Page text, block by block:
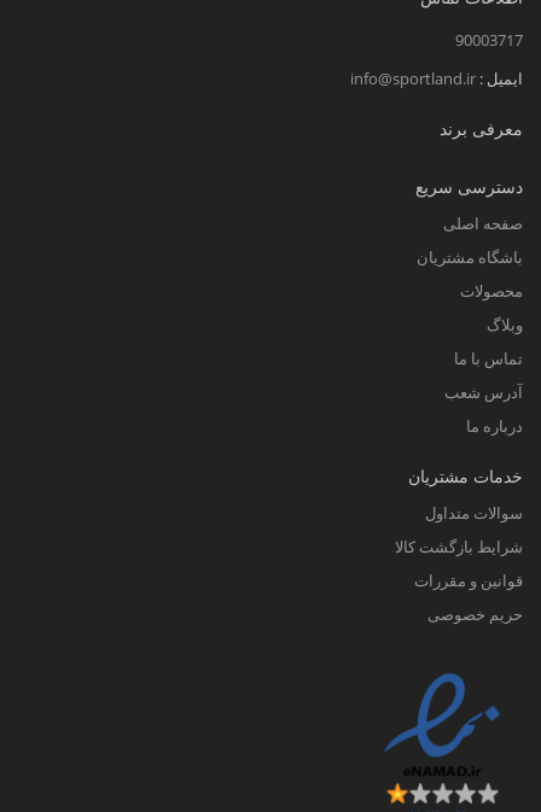
90003717
ایمیل : info@sportland.ir
معرفی برند
دسترسی سریع
صفحه اصلی
باشگاه مشتریان
محصولات
وبلاگ
تماس با ما
آدرس شعب
درباره ما
خدمات مشتریان
سوالات متداول
شرایط بازگشت کالا
قوانین و مقررات
حریم خصوصی